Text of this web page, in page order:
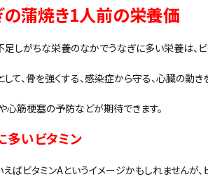
の蒲焼き1人前の栄養価
しがちな栄養のなかでうなぎに多い栄養は、ビタ
て、骨を強くする、感染症から守る、心臓の動
心筋梗塞の予防などが期待できます。
多いビタミン
えばビタミンAというイメージかもしれませんが